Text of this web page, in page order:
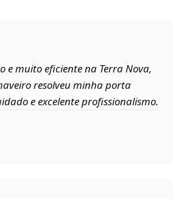
e muito eficiente na Terra Nova,
resolveu minha porta
e excelente profissionalismo.